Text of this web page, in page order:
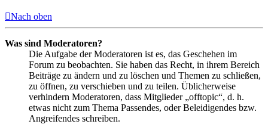
Nach oben
Was sind Moderatoren?
Die Aufgabe der Moderatoren ist es, das Geschehen im
Forum zu beobachten. Sie haben das Recht, in ihrem Bereich
Beiträge zu ändern und zu löschen und Themen zu schließen,
zu öffnen, zu verschieben und zu teilen. Üblicherweise
verhindern Moderatoren, dass Mitglieder „offtopic“, d. h.
etwas nicht zum Thema Passendes, oder Beleidigendes bzw.
Angreifendes schreiben.